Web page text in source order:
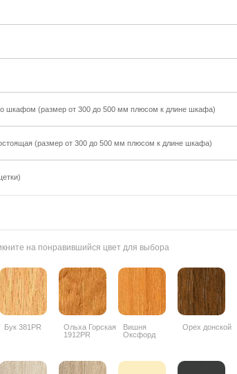
шкафом (размер от 300 до 500 мм плюсом к длине шкафа)
(размер от 300 до 500 мм плюсом к длине шкафа)
на понравившийся цвет для выбора
Бук 381PR
Ольха Горская
1912PR
Вишня
Оксфорд
Орех донской